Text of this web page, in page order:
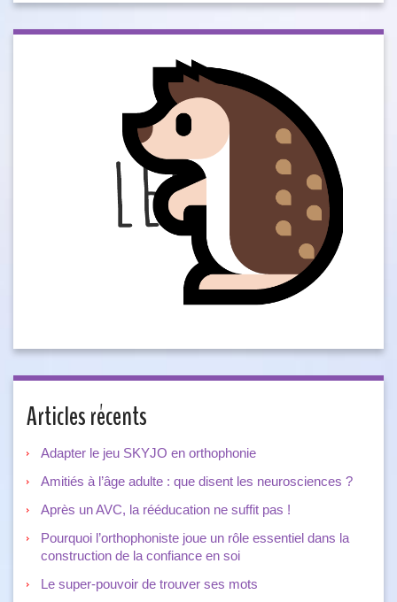
Articles récents
Adapter le jeu SKYJO en orthophonie
Amitiés à l’âge adulte : que disent les neurosciences ?
Après un AVC, la rééducation ne suffit pas !
Pourquoi l’orthophoniste joue un rôle essentiel dans la
construction de la confiance en soi
Le super-pouvoir de trouver ses mots